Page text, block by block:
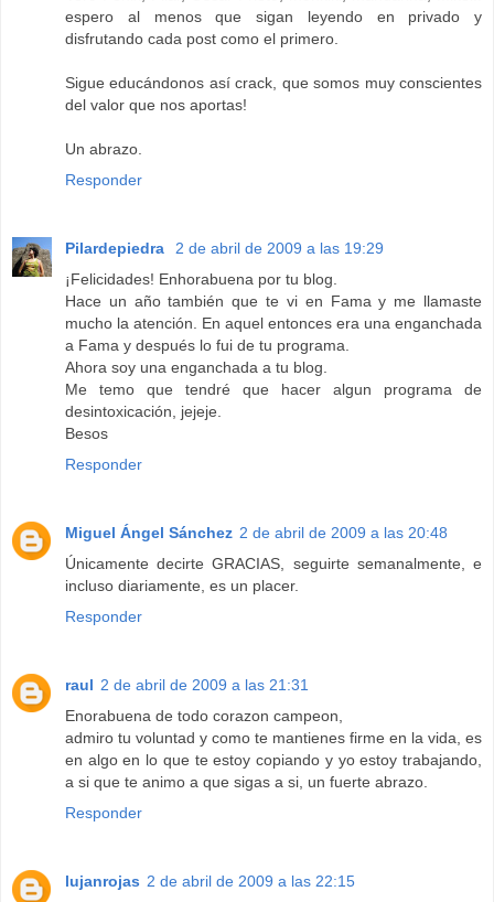
espero al menos que sigan leyendo en privado y
disfrutando cada post como el primero.
Sigue educándonos así crack, que somos muy conscientes
del valor que nos aportas!
Un abrazo.
Responder
Pilardepiedra
2 de abril de 2009 a las 19:29
¡Felicidades! Enhorabuena por tu blog.
Hace un año también que te vi en Fama y me llamaste
mucho la atención. En aquel entonces era una enganchada
a Fama y después lo fui de tu programa.
Ahora soy una enganchada a tu blog.
Me temo que tendré que hacer algun programa de
desintoxicación, jejeje.
Besos
Responder
Miguel Ángel Sánchez 2 de abril de 2009 a las 20:48
Únicamente decirte GRACIAS, seguirte semanalmente, e
incluso diariamente, es un placer.
Responder
raul 2 de abril de 2009 a las 21:31
Enorabuena de todo corazon campeon,
admiro tu voluntad y como te mantienes firme en la vida, es
en algo en lo que te estoy copiando y yo estoy trabajando,
a si que te animo a que sigas a si, un fuerte abrazo.
Responder
lujanrojas 2 de abril de 2009 a las 22:15